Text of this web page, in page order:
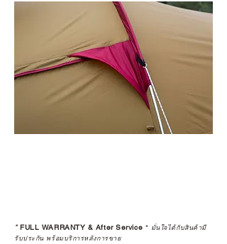
*FULL WARRANTY & After Service * มั่นใจได้กับสินค้ามี
รับประกัน พร้อมบริการหลังการขาย